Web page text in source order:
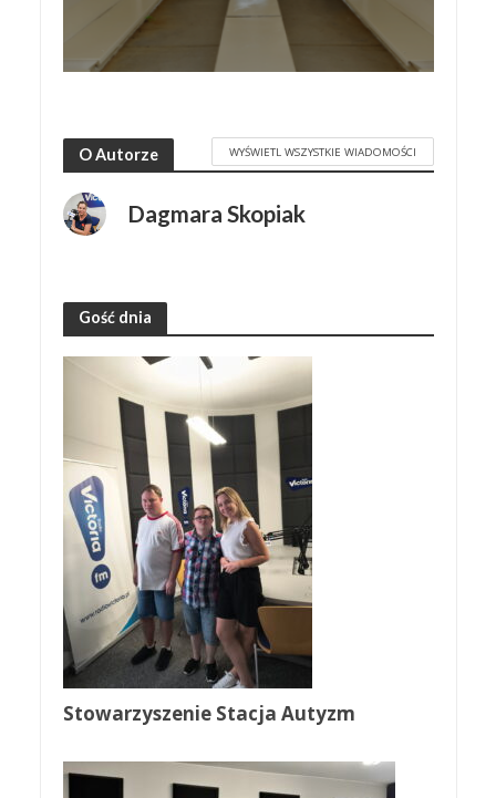
O Autorze WYŚWIETL WSZYSTKIE WIADOMOŚCI
Dagmara Skopiak
Gość dnia
Stowarzyszenie Stacja Autyzm